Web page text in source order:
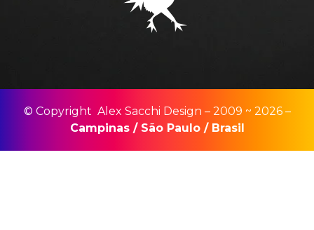
© Copyright Alex Sacchi Design – 2009 ~ 2026 –
Campinas/ São Paulo/ Brasil